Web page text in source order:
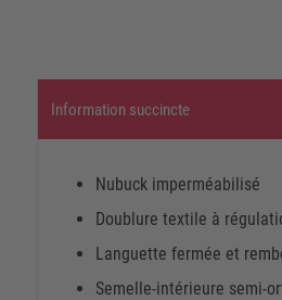
Information succincte
Nubuck imperméabilisé
Doublure textile à
Languette fermée et
Semelle-intérieure semi-